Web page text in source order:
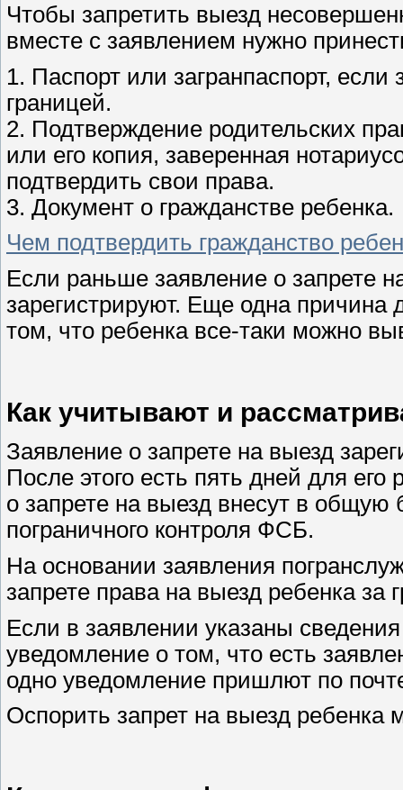
Чтобы запретить выезд
вместе с заявлением нужно
1. Паспорт или загранпаспорт, если
границей.
2. Подтверждение родительских
или его копия, заверенная
подтвердить свои права.
3. Документ о гражданстве ребенка.
Чем подтвердить гражданство
Если раньше заявление о запрете
зарегистрируют. Еще одна причина
том, что ребенка все-таки можно
Как учитывают и
Заявление о запрете на выезд
После этого есть пять дней для
о запрете на выезд внесут в
пограничного контроля ФСБ.
На основании заявления
запрете права на выезд ребенка за
Если в заявлении указаны
уведомление о том, что есть
одно уведомление пришлют по
Оспорить запрет на выезд ребенка